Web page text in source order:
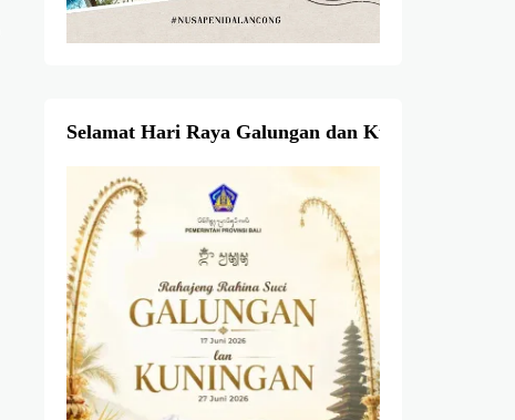
Selamat Hari Raya Galungan dan Kuningan